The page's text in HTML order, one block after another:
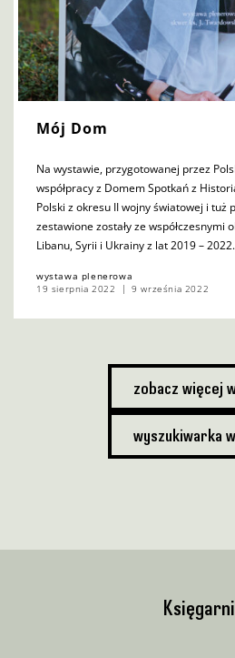
Mój Dom
Na wystawie, przygotowanej przez
współpracy z Domem Spotkań z
Polski z okresu II wojny światowej i tuż
zestawione zostały ze współczesnymi
Libanu, Syrii i Ukrainy z lat 2019 – 2022.
wystawa plenerowa
19 sierpnia 2022
9 września 2022
zobacz więcej
wyszukiwarka